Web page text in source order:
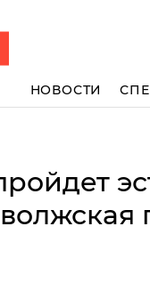
НОВОСТИ